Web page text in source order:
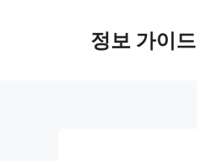
정보 가이드